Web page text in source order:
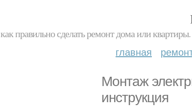
как правильно сделать ремонт дома или
главная
Монтаж
инструкция